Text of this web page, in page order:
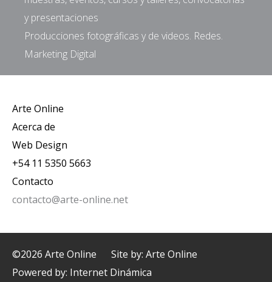
y presentaciones
Producciones fotográficas y de videos. Redes.
Marketing Digital
Arte Online
Acerca de
Web Design
+54 11 5350 5663
Contacto
contacto@arte-online.net
©2026 Arte Online
Site by: Arte Online
Powered by: Internet Dinámica